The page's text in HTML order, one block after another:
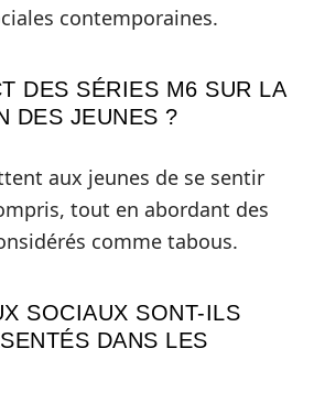
contemporaines.
DES SÉRIES M6 SUR LA
DES JEUNES ?
aux jeunes de se sentir
tout en abordant des
comme tabous.
SOCIAUX SONT-ILS
DANS LES